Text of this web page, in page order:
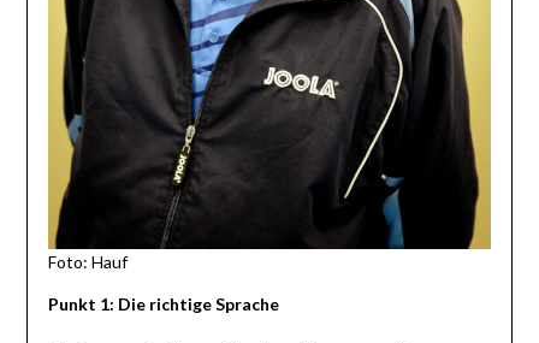
Foto: Hauf
Punkt 1: Die richtige Sprache